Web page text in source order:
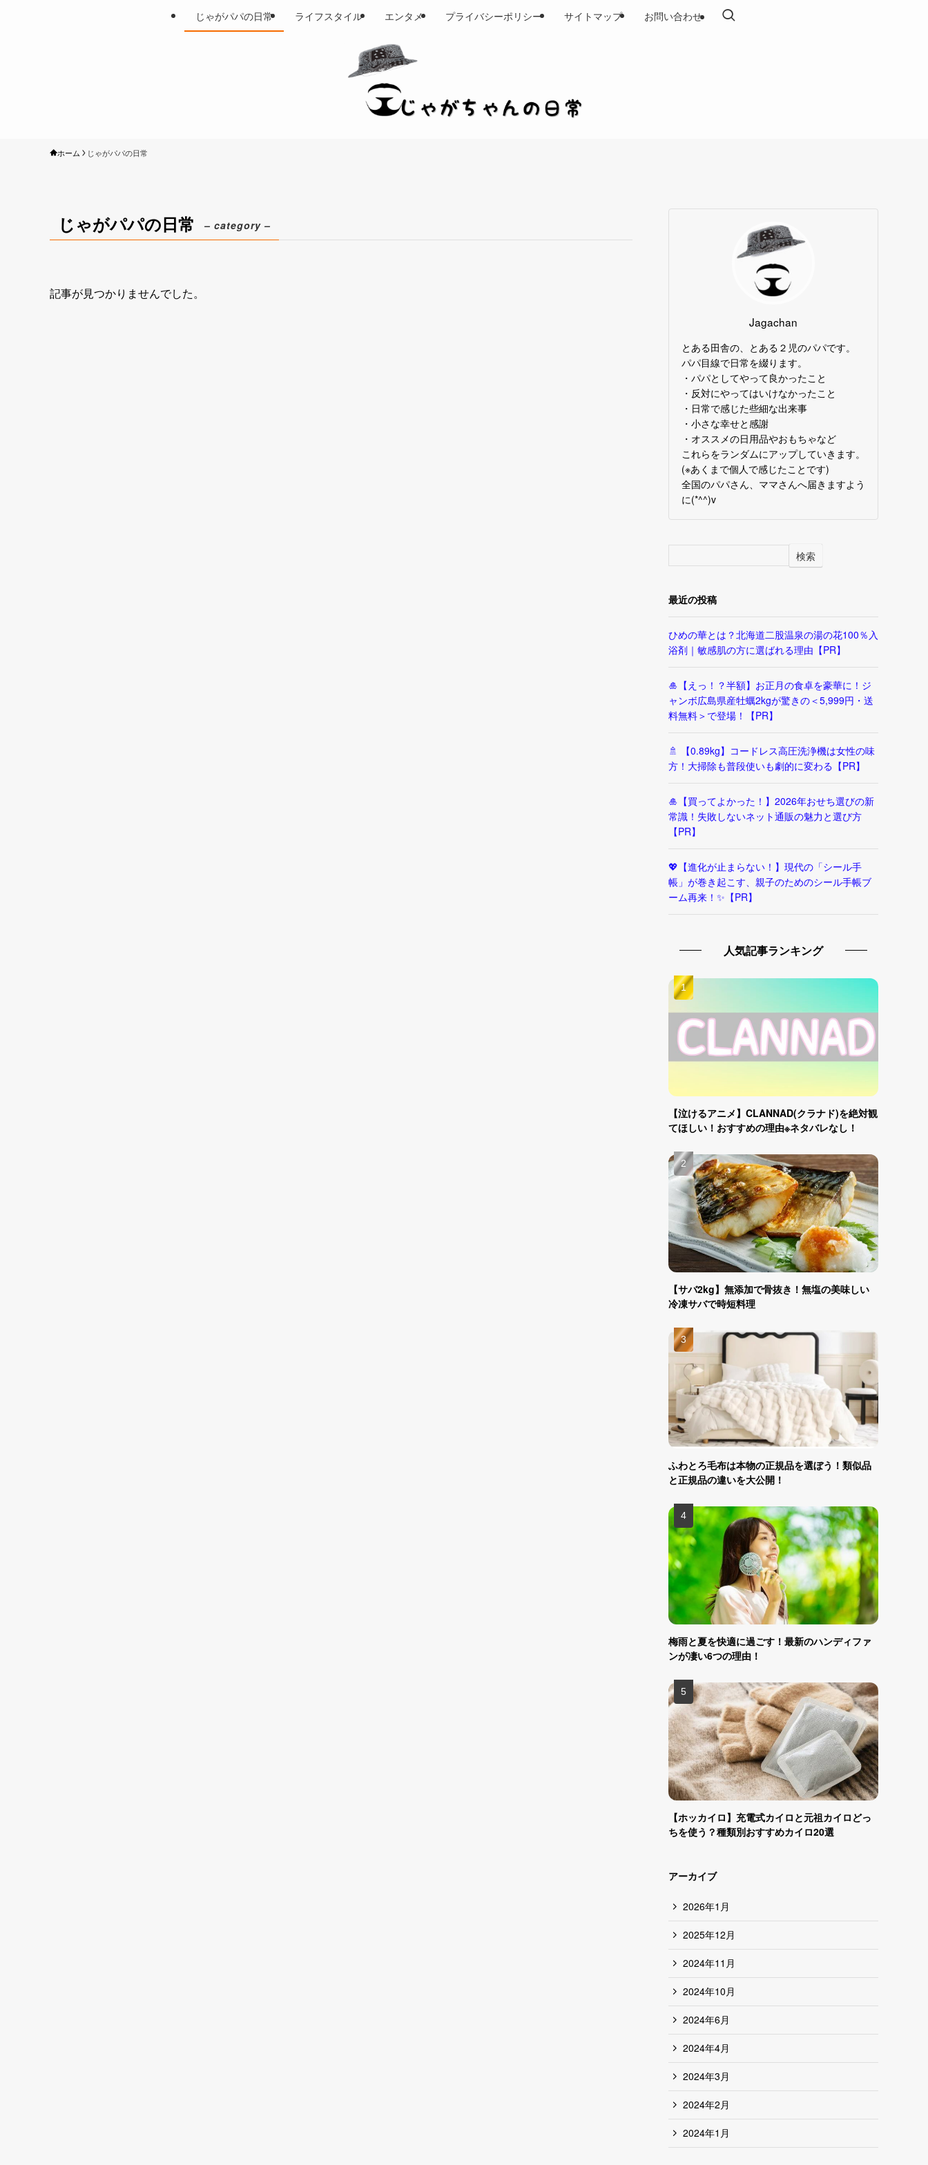
じゃがパパの日常 ライフスタイル エンタメ プライバシーポリシー サイトマップ お問い合わせ
ホーム じゃがパパの日常
じゃがパパの日常 – category –
記事が見つかりませんでした。
Jagachan
とある田舎の、とある２児のパパです。
パパ目線で日常を綴ります。
・パパとしてやって良かったこと
・反対にやってはいけなかったこと
・日常で感じた些細な出来事
・小さな幸せと感謝
・オススメの日用品やおもちゃなど
これらをランダムにアップしていきます。
(※あくまで個人で感じたことです)
全国のパパさん、ママさんへ届きますよう
に(*^^)v
検索
最近の投稿
ひめの華とは？北海道二股温泉の湯の花100％入
浴剤｜敏感肌の方に選ばれる理由【PR】
🎍【えっ！？半額】お正月の食卓を豪華に！ジ
ャンボ広島県産牡蠣2kgが驚きの＜5,999円・送
料無料＞で登場！【PR】
🚿 【0.89kg】コードレス高圧洗浄機は女性の味
方！大掃除も普段使いも劇的に変わる【PR】
🎍【買ってよかった！】2026年おせち選びの新
常識！失敗しないネット通販の魅力と選び方
【PR】
💖【進化が止まらない！】現代の「シール手
帳」が巻き起こす、親子のためのシール手帳ブ
ーム再来！✨【PR】
人気記事ランキング
【泣けるアニメ】CLANNAD(クラナド)を絶対観
てほしい！おすすめの理由※ネタバレなし！
【サバ2kg】無添加で骨抜き！無塩の美味しい
冷凍サバで時短料理
ふわとろ毛布は本物の正規品を選ぼう！類似品
と正規品の違いを大公開！
梅雨と夏を快適に過ごす！最新のハンディファ
ンが凄い6つの理由！
【ホッカイロ】充電式カイロと元祖カイロどっ
ちを使う？種類別おすすめカイロ20選
アーカイブ
2026年1月
2025年12月
2024年11月
2024年10月
2024年6月
2024年4月
2024年3月
2024年2月
2024年1月